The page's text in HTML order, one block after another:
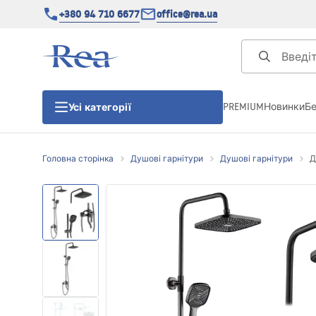
+380 94 710 6677 office@rea.ua
Усі категорії
Душові двері
Душові лінійні зливи
PREMIUMНовинки
Головна сторінка Душові гарнітури Душові гарнітури